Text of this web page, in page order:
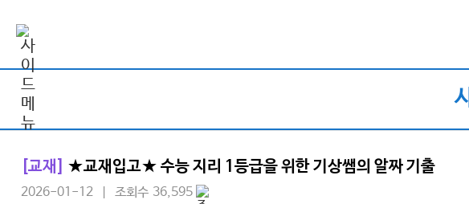
[교재] ★교재입고★ 수능 지리 1등급을 위한 기상쌤의 알짜 기출
2026-01-12 | 조회수 36,595